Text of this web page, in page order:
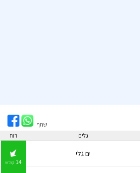
שתף
גלים רוח
ים גלי
14 קמ״ש